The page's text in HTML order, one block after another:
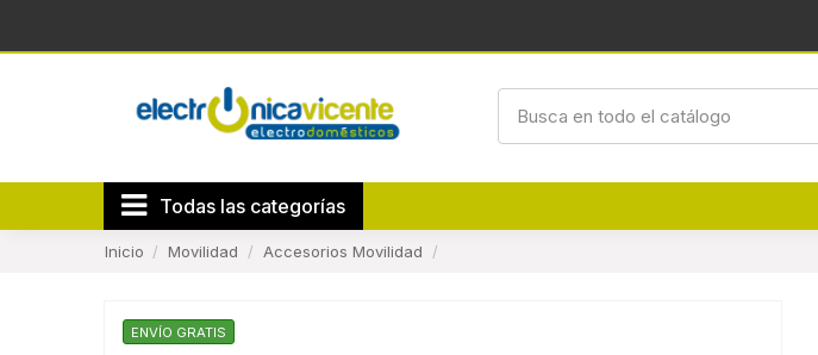
Todas las categorías
Inicio Movilidad Accesorios Movilidad
ENVÍO GRATIS